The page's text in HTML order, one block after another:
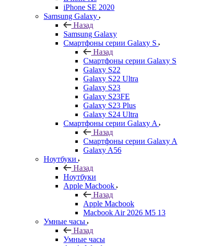
iPhone SE 2020
Samsung Galaxy
Назад
Samsung Galaxy
Смартфоны серии Galaxy S
Назад
Смартфоны серии Galaxy S
Galaxy S22
Galaxy S22 Ultra
Galaxy S23
Galaxy S23FE
Galaxy S23 Plus
Galaxy S24 Ultra
Смартфоны серии Galaxy A
Назад
Смартфоны серии Galaxy A
Galaxy A56
Ноутбуки
Назад
Ноутбуки
Apple Macbook
Назад
Apple Macbook
Macbook Air 2026 M5 13
Умные часы
Назад
Умные часы